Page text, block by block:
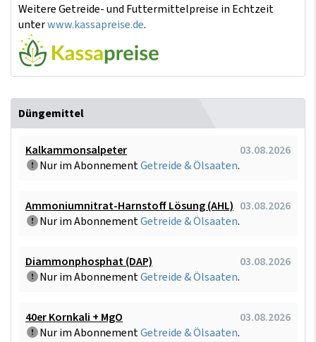
Weitere Getreide- und Futtermittelpreise in Echtzeit
unterwww.kassapreise.de.
Düngemittel
Kalkammonsalpeter
03.08.2026
Nur im AbonnementGetreide & Ölsaaten.
Ammoniumnitrat-Harnstoff Lösung (AHL) 03.08.2026
Nur im AbonnementGetreide & Ölsaaten.
Diammonphosphat (DAP)
03.08.2026
Nur im AbonnementGetreide & Ölsaaten.
40er Kornkali + MgO
03.08.2026
Nur im AbonnementGetreide & Ölsaaten.